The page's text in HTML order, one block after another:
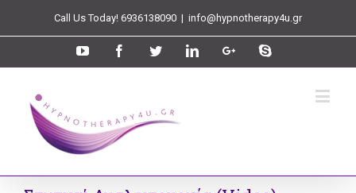
Call Us Today! 6936138090 | info@hypnotherapy4u.gr